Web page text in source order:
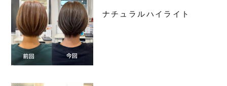
ナチュラルハイライト